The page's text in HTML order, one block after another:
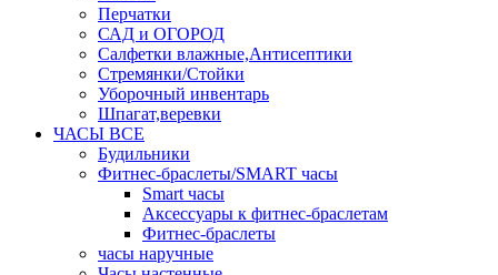
Перчатки
САД и ОГОРОД
Салфетки влажные,Антисептики
Стремянки/Стойки
Уборочный инвентарь
Шпагат,веревки
ЧАСЫ ВСЕ
Будильники
Фитнес-браслеты/SMART часы
Smart часы
Аксессуары к фитнес-браслетам
Фитнес-браслеты
часы наручные